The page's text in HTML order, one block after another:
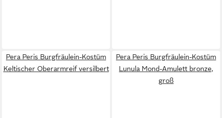
Pera Peris Burgfräulein-Kostüm
Keltischer Oberarmreif versilbert
Pera Peris Burgfräulein-Kostüm
Lunula Mond-Amulett bronze,
groß